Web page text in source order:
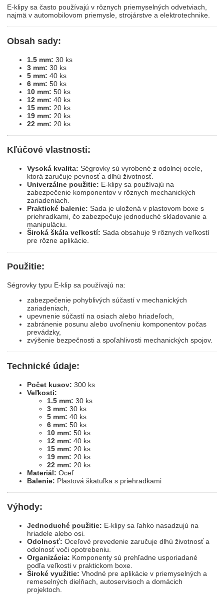
E-klipy sa často používajú v rôznych priemyselných odvetviach,
najmä v automobilovom priemysle, strojárstve a elektrotechnike.
Obsah sady:
1.5 mm: 30 ks
3 mm: 30 ks
5 mm: 40 ks
6 mm: 50 ks
10 mm: 50 ks
12 mm: 40 ks
15 mm: 20 ks
19 mm: 20 ks
22 mm: 20 ks
Kľúčové vlastnosti:
Vysoká kvalita: Ségrovky sú vyrobené z odolnej ocele,
ktorá zaručuje pevnosť a dlhú životnosť.
Univerzálne použitie: E-klipy sa používajú na
zabezpečenie komponentov v rôznych mechanických
zariadeniach.
Praktické balenie: Sada je uložená v plastovom boxe s
priehradkami, čo zabezpečuje jednoduché skladovanie a
manipuláciu.
Široká škála veľkostí: Sada obsahuje 9 rôznych veľkostí
pre rôzne aplikácie.
Použitie:
Ségrovky typu E-klip sa používajú na:
zabezpečenie pohyblivých súčastí v mechanických
zariadeniach,
upevnenie súčastí na osiach alebo hriadeľoch,
zabránenie posunu alebo uvoľneniu komponentov počas
prevádzky,
zvýšenie bezpečnosti a spoľahlivosti mechanických spojov.
Technické údaje:
Počet kusov: 300 ks
Veľkosti:
1.5 mm: 30 ks
3 mm: 30 ks
5 mm: 40 ks
6 mm: 50 ks
10 mm: 50 ks
12 mm: 40 ks
15 mm: 20 ks
19 mm: 20 ks
22 mm: 20 ks
Materiál: Oceľ
Balenie: Plastová škatuľka s priehradkami
Výhody:
Jednoduché použitie: E-klipy sa ľahko nasadzujú na
hriadele alebo osi.
Odolnosť: Oceľové prevedenie zaručuje dlhú životnosť a
odolnosť voči opotrebeniu.
Organizácia: Komponenty sú prehľadne usporiadané
podľa veľkosti v praktickom boxe.
Široké využitie: Vhodné pre aplikácie v priemyselných a
remeselných dielňach, autoservisoch a domácich
projektoch.